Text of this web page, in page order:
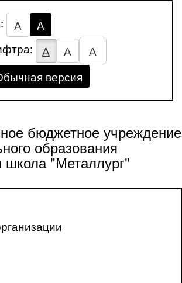
А
А
А А
А
версия
бюджетное учреждение
образования
школа "Металлург"